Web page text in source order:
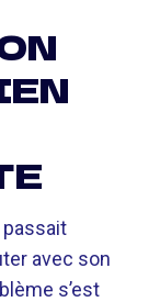
avec son
s’est